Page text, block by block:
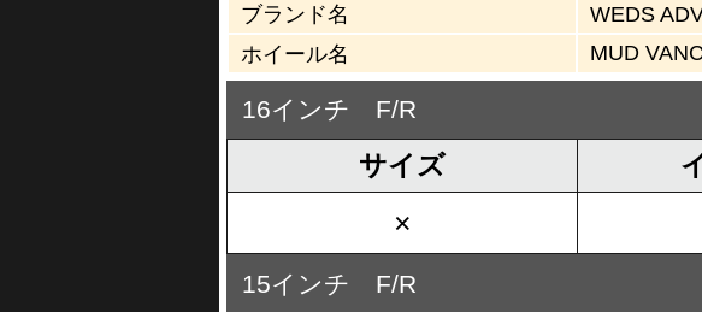
ブランド名
WEDS
ホイール名
MUD
16インチ F/R
サイズ
×
15インチ F/R